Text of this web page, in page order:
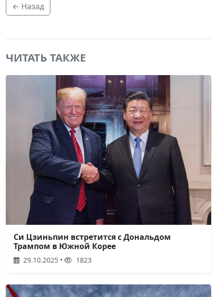
← Назад
ЧИТАТЬ ТАКЖЕ
Си Цзиньпин встретится с Дональдом
Трампом в Южной Корее
29.10.2025 • 1823